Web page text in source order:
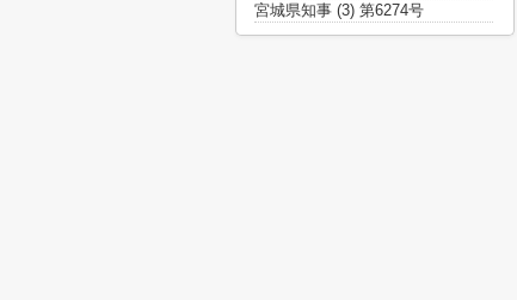
宮城県知事 (3) 第6274号